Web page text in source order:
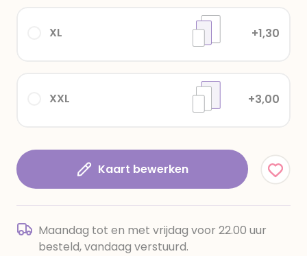
XXL +3,00
XL +1,30
Kaart bewerken
Maandag tot en met vrijdag voor 22.00 uur
besteld, vandaag verstuurd.